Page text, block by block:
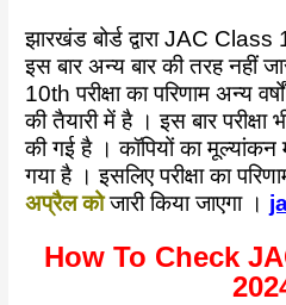
झारखंड बोर्ड द्वारा JAC
इस बार अन्य बार की तरह नहीं
10th परीक्षा का परिणाम अन्य
की तैयारी में है । इस बार परीक्षा
की गई है । कॉपियों का मूल्यांकन
गया है । इसलिए परीक्षा का
अप्रैल को जारी किया जाएगा ।
How To Check